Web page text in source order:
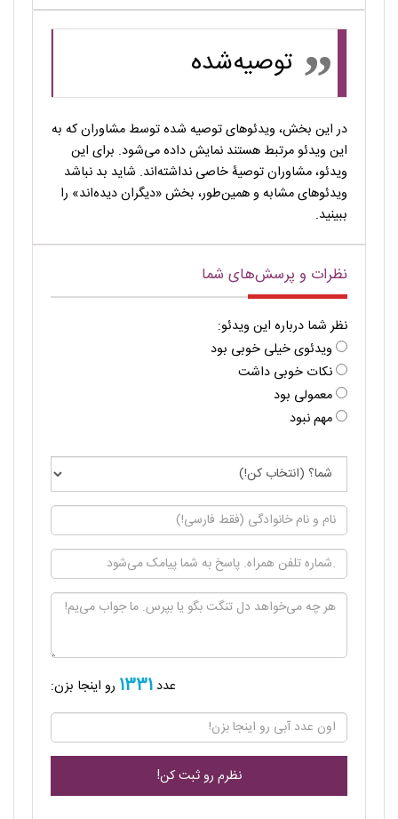
توصیه‌شده
در این بخش، ویدئوهای توصیه شده توسط مشاوران که به
این ویدئو مرتبط هستند نمایش داده می‌شود. برای این
ویدئو، مشاوران توصیۀ خاصی نداشته‌اند. شاید بد نباشد
ویدئوهای مشابه و همین‌طور، بخش «دیگران دیده‌اند» را
ببینید.
نظرات و پرسش‌های شما
نظر شما درباره این ویدئو:
ویدئوی خیلی خوبی بود
نکات خوبی داشت
معمولی بود
مهم نبود
عدد1331 رو اینجا بزن: